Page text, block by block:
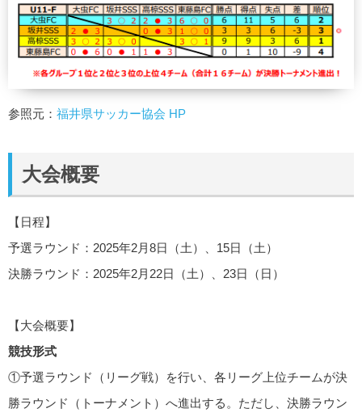
参照元： 福井県サッカー協会 HP
大会概要
【日程】
予選ラウンド：2025年2月8日（土）、15日（土）
決勝ラウンド：2025年2月22日（土）、23日（日）
【大会概要】
競技形式
①予選ラウンド（リーグ戦）を行い、各リーグ上位チームが決
勝ラウンド（トーナメント）へ進出する。ただし、決勝ラウン